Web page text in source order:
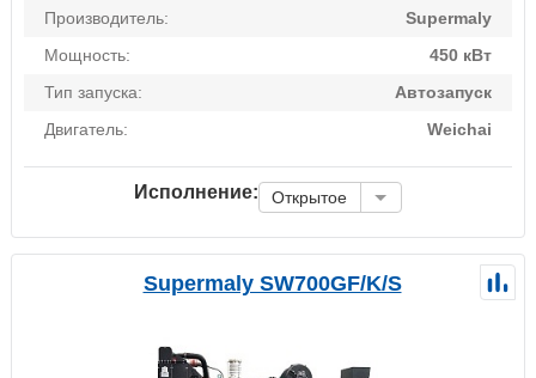
Производитель:
Supermaly
Мощность:
450 кВт
Тип запуска:
Автозапуск
Двигатель:
Weichai
Исполнение: Открытое
Supermaly SW700GF/K/S